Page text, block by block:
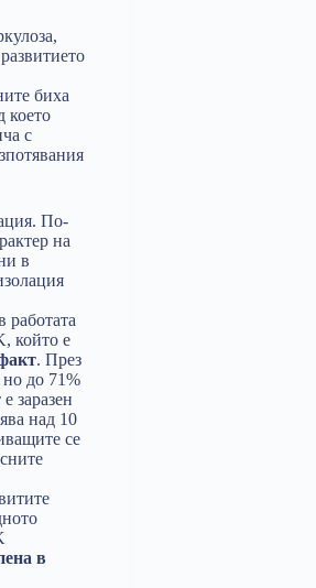
биха
което
с
По-
на
в
работата
който е
. През
но до 71%
заразен
над 10
се
в